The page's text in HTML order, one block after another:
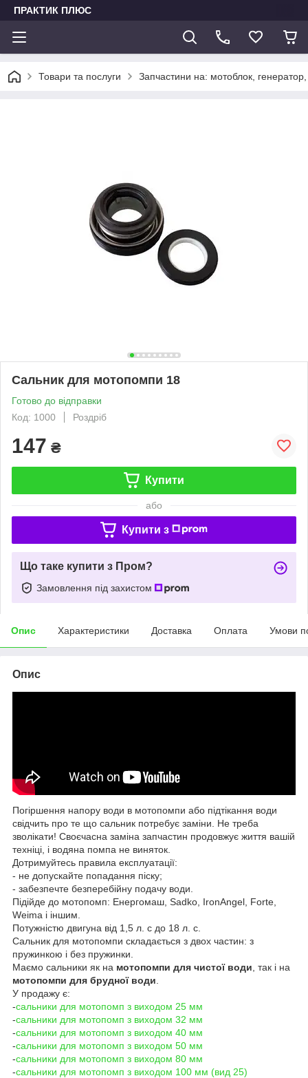
ПРАКТИК ПЛЮС
Товари та послуги Запчастини на: мотоблок,
Сальник для мотопомпи 18
Готово до відправки
Код: 1000
Роздріб
147 ₴
Купити
або
Купити з
Що таке купити з Пром?
Замовлення під захистом
Опис Характеристики Доставка Оплата Умови
Опис
Погіршення напору води в мотопомпи або підтікання води
свідчить про те що сальник потребує заміни. Не треба
зволікати! Своєчасна заміна запчастин продовжує життя вашій
техніці, і водяна помпа не виняток.
Дотримуйтесь правила експлуатації:
- не допускайте попадання піску;
- забезпечте безперебійну подачу води.
Підійде до мотопомп: Енергомаш, Sadko, IronAngel, Forte,
Weima і іншим.
Потужністю двигуна від 1,5 л. с до 18 л. с.
Сальник для мотопомпи складається з двох частин: з
пружинкою і без пружинки.
Маємо сальники як на мотопомпи для чистої води , так і на
мотопомпи для брудної води
У продажу є:
-сальники для мотопомп з виходом 25 мм
-сальники для мотопомп з виходом 32 мм
-сальники для мотопомп з виходом 40 мм
-сальники для мотопомп з виходом 50 мм
-сальники для мотопомп з виходом 80 мм
-сальники для мотопомп з виходом 100 мм (вид 25)